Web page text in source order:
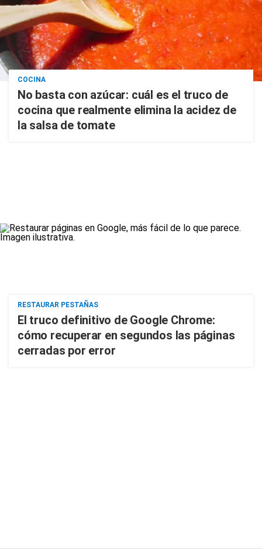
COCINA
No basta con azúcar: cuál es el truco de
cocina que realmente elimina la acidez de
la salsa de tomate
RESTAURAR PESTAÑAS
El truco definitivo de Google Chrome:
cómo recuperar en segundos las páginas
cerradas por error